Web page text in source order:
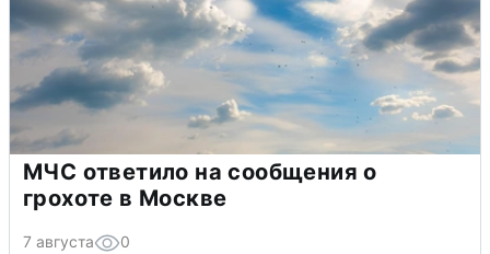
МЧС ответило на сообщения о
грохоте в Москве
7 августа 0